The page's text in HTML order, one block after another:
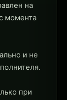
на
момента
и не
при